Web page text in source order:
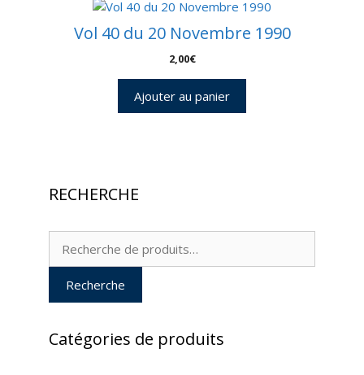
Vol 40 du 20 Novembre 1990
2,00€
Ajouter au panier
RECHERCHE
Recherche
Recherche
Catégories de produits